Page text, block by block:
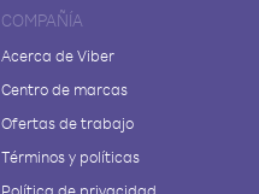
COMPAÑÍA
Acerca de Viber
Centro de marcas
Ofertas de trabajo
Términos y políticas